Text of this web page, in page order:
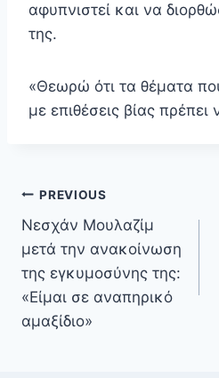
αφυπνιστεί και να
της.
«Θεωρώ ότι τα θέματα
με επιθέσεις βίας
Πλοήγηση
άρθρων
PREVIOUS
Νεσχάν Μουλαζίμ
μετά την ανακοίνωση
της εγκυμοσύνης της:
«Είμαι σε αναπηρικό
αμαξίδιο»